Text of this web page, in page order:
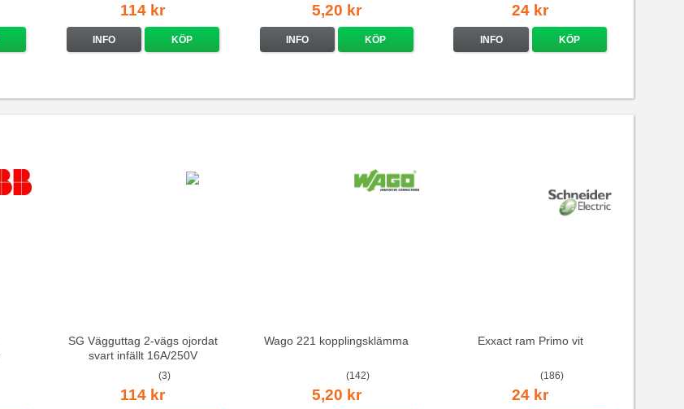
114 kr
INFO KÖP
5,20 kr
INFO KÖP
24 kr
INFO KÖP
SG Vägguttag 2-vägs ojordat
svart infällt 16A/250V
(3)
114 kr
Wago 221 kopplingsklämma
(142)
5,20 kr
Exxact ram Primo vit
(186)
24 kr